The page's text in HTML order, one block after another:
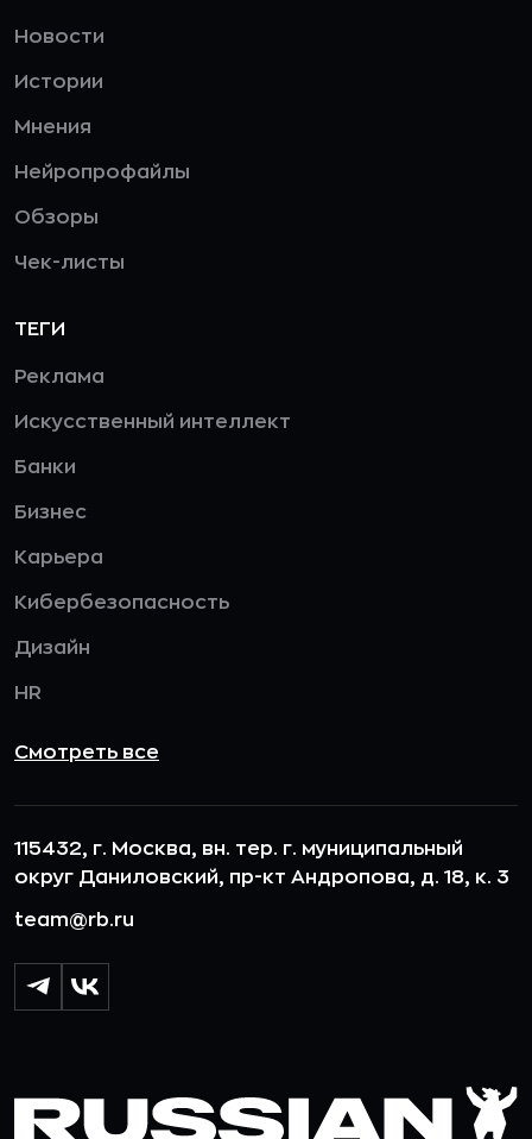
Новости
Истории
Мнения
Нейропрофайлы
Обзоры
Чек-листы
ТЕГИ
Реклама
Искусственный интеллект
Банки
Бизнес
Карьера
Кибербезопасность
Дизайн
HR
Смотреть все
115432, г. Москва, вн. тер. г. муниципальный
округ Даниловский, пр-кт Андропова, д. 18, к. 3
team@rb.ru